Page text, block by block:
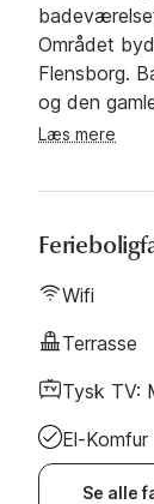
Området
Flensborg.
og den
brugen af
Læs mere
Wifi
Terrasse
Tysk TV:
El-Komfur
Se alle